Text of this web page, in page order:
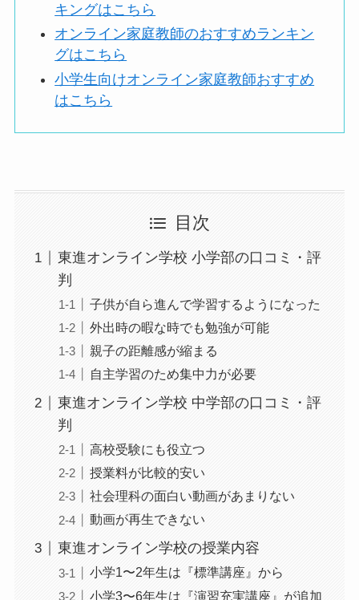
キングはこちら
オンライン家庭教師のおすすめランキン
グはこちら
小学生向けオンライン家庭教師おすすめ
はこちら
目次
東進オンライン学校 小学部の口コミ・評
判
子供が自ら進んで学習するようになった
外出時の暇な時でも勉強が可能
親子の距離感が縮まる
自主学習のため集中力が必要
東進オンライン学校 中学部の口コミ・評
判
高校受験にも役立つ
授業料が比較的安い
社会理科の面白い動画があまりない
動画が再生できない
東進オンライン学校の授業内容
小学1〜2年生は『標準講座』から
小学3〜6年生は『演習充実講座』が追加